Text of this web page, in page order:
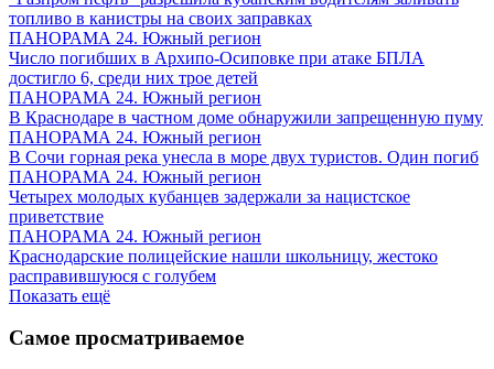
топливо в канистры на своих заправках
ПАНОРАМА 24. Южный регион
Число погибших в Архипо-Осиповке при атаке БПЛА
достигло 6, среди них трое детей
ПАНОРАМА 24. Южный регион
В Краснодаре в частном доме обнаружили запрещенную пуму
ПАНОРАМА 24. Южный регион
В Сочи горная река унесла в море двух туристов. Один погиб
ПАНОРАМА 24. Южный регион
Четырех молодых кубанцев задержали за нацистское
приветствие
ПАНОРАМА 24. Южный регион
Краснодарские полицейские нашли школьницу, жестоко
расправившуюся с голубем
Показать ещё
Самое просматриваемое